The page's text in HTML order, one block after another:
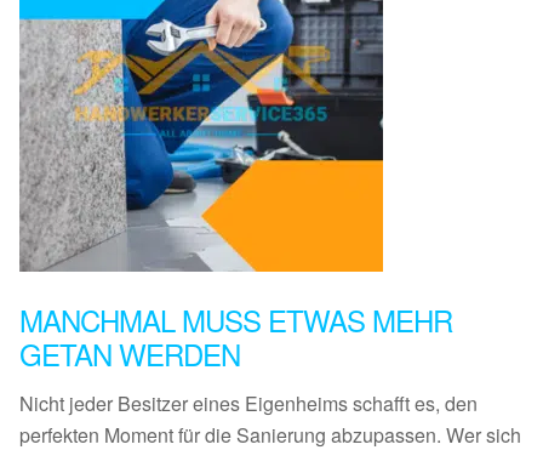
MANCHMAL MUSS ETWAS MEHR
GETAN WERDEN
Nicht jeder Besitzer eines Eigenheims schafft es, den
perfekten Moment für die Sanierung abzupassen. Wer sich